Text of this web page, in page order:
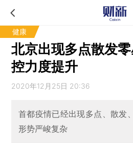
健康
北京出现多点散发
控力度提升
2020年12月25日 20:36
首都疫情已经出现多点、散发
形势严峻复杂